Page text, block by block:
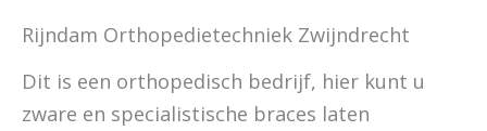
Rijndam Orthopedietechniek Zwijndrecht
Dit is een orthopedisch bedrijf, hier kunt u
zware en specialistische braces laten